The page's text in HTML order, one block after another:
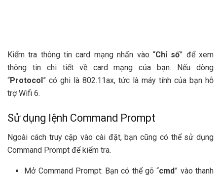
Kiểm tra thông tin card mạng nhấn vào “Chỉ số” để xem
thông tin chi tiết về card mạng của bạn. Nếu dòng
“Protocol ” có ghi là 802.11ax, tức là máy tính của bạn hỗ
trợ Wifi 6.
Sử dụng lệnh Command Prompt
Ngoài cách truy cập vào cài đặt, bạn cũng có thể sử dụng
Command Prompt để kiểm tra.
Mở Command Prompt: Bạn có thể gõ “cmd” vào thanh